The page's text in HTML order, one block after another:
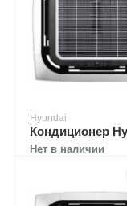
Hyundai
Нет в наличии